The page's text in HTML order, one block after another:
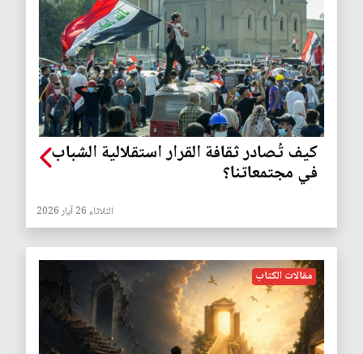
كيف تُصادر ثقافة القرار استقلالية الشباب
في مجتمعاتنا؟
الثلاثاء 26 آيار 2026
مقالات الكتاب